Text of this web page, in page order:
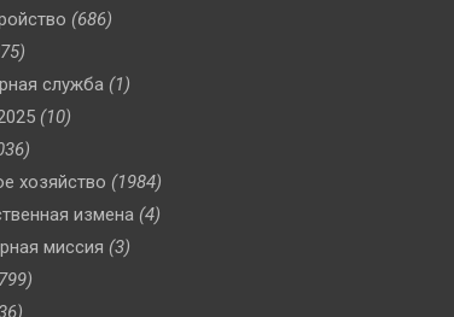
(686)
служба (1)
(10)
хозяйство (1984)
измена (4)
миссия (3)